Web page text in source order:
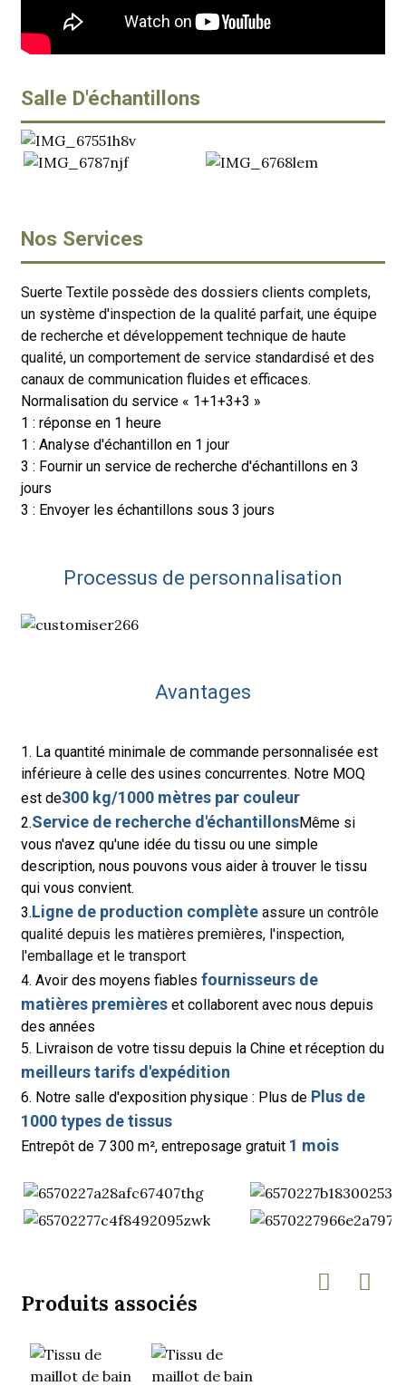
Salle D'échantillons
Nos Services
Suerte Textile possède des dossiers clients complets,
un système d'inspection de la qualité parfait, une équipe
de recherche et développement technique de haute
qualité, un comportement de service standardisé et des
canaux de communication fluides et efficaces.
Normalisation du service « 1+1+3+3 »
1 : réponse en 1 heure
1 : Analyse d'échantillon en 1 jour
3 : Fournir un service de recherche d'échantillons en 3
jours
3 : Envoyer les échantillons sous 3 jours
Processus de personnalisation
Avantages
1. La quantité minimale de commande personnalisée est
inférieure à celle des usines concurrentes. Notre MOQ
est de300 kg/1000 mètres par couleur
2.Service de recherche d'échantillonsMême si
vous n'avez qu'une idée du tissu ou une simple
description, nous pouvons vous aider à trouver le tissu
qui vous convient.
3.Ligne de production complète assure un contrôle
qualité depuis les matières premières, l'inspection,
l'emballage et le transport
4. Avoir des moyens fiables fournisseurs de
matières premièreset collaborent avec nous depuis
des années
5. Livraison de votre tissu depuis la Chine et réception du
meilleurs tarifs d'expédition
6. Notre salle d'exposition physique : Plus de Plus de
1000 types de tissus
Entrepôt de 7 300 m², entreposage gratuit 1 mois
Produits associés